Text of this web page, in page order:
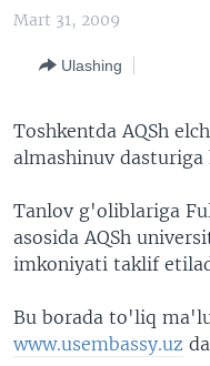
VATANDOSHLAR
AMERIKA
VASHINGTON
MOBIL-SALOM!
VIDEO
XABARLAR
IJTIMOIY TARMOQLAR
YOUTUBE
INSTAGRAM
ODNOKLASSNIKI
TELEGRAM
EDITORIAL
Mart 31, 2009
Ulashing
Toshkentda AQSh
almashinuv
Tanlov g'oliblariga
asosida AQSh
imkoniyati taklif
Bu borada to'liq
www.usembassy.uz